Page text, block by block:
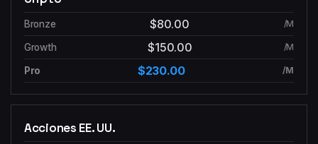
$80.00 /M
$150.00 /M
$230.00 /M
Acciones EE. UU.